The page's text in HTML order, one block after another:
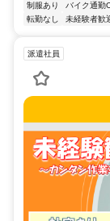
制服あり バイク通勤
転勤なし
未経験者歓
派遣社員